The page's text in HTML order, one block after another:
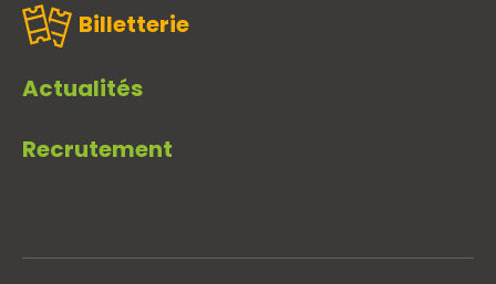
Billetterie
Actualités
Recrutement